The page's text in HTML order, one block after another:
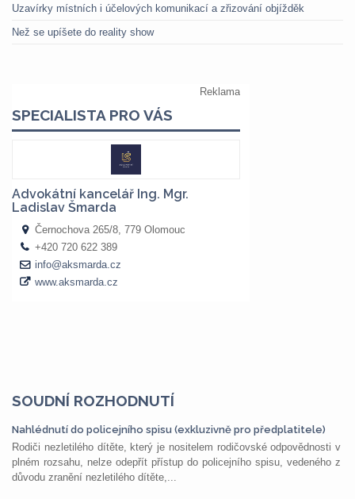
Uzavírky místních i účelových komunikací a zřizování objížděk
Než se upíšete do reality show
SOUDNÍ ROZHODNUTÍ
Nahlédnutí do policejního spisu (exkluzivně pro předplatitele)
Rodiči nezletilého dítěte, který je nositelem rodičovské odpovědnosti v
plném rozsahu, nelze odepřít přístup do policejního spisu, vedeného z
důvodu zranění nezletilého dítěte,...